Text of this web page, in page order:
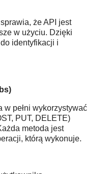
że API jest
w użyciu. Dzięki
identyfikacji i
w pełni wykorzystywać
PUT, DELETE)
metoda jest
którą wykonuje.